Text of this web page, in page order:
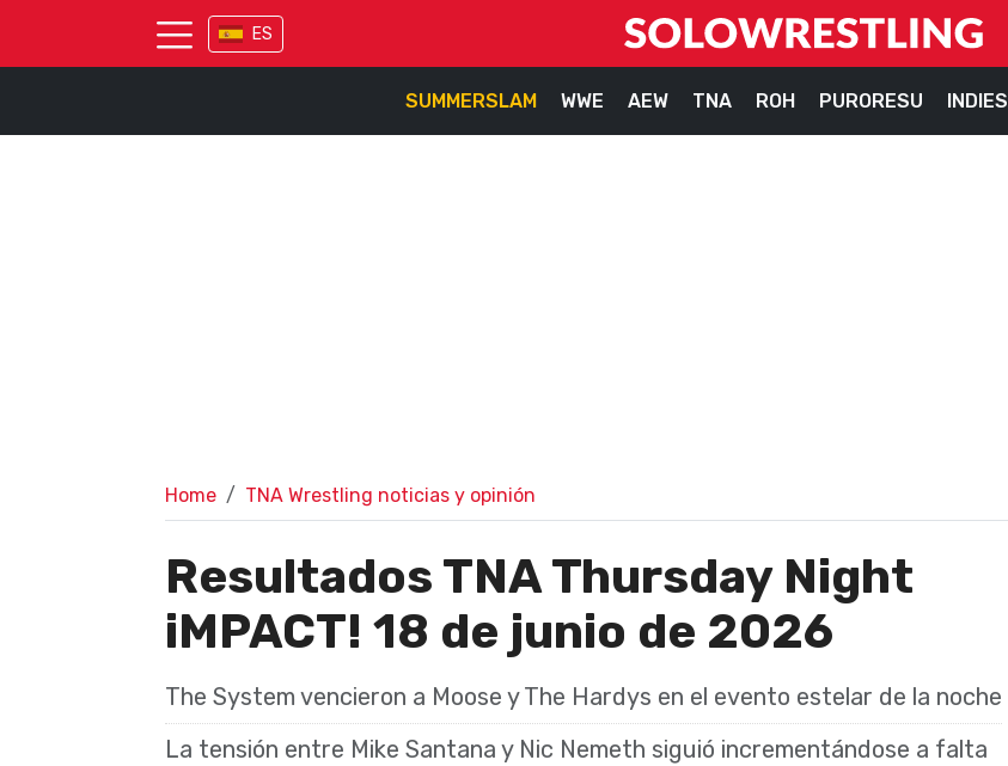
ES
SUMMERSLAM WWE AEW TNA ROH PURORESU INDIES
Home TNA Wrestling noticias y opinión
Resultados TNA Thursday Night
iMPACT! 18 de junio de 2026
The System vencieron a Moose y The Hardys en el evento estelar de la noche
La tensión entre Mike Santana y Nic Nemeth siguió incrementándose a falta